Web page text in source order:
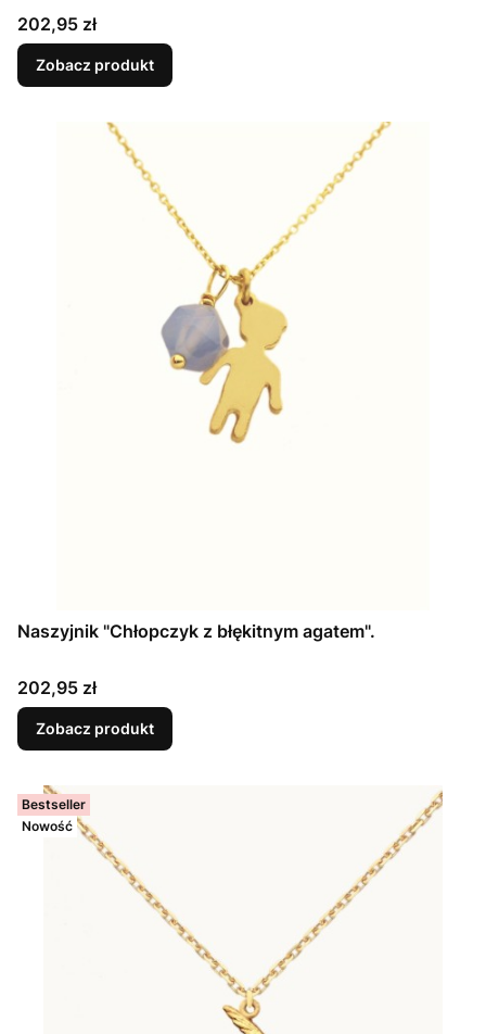
Cena
202,95 zł
Zobacz produkt
Naszyjnik "Chłopczyk z błękitnym agatem".
Cena
202,95 zł
Zobacz produkt
Bestseller
Nowość